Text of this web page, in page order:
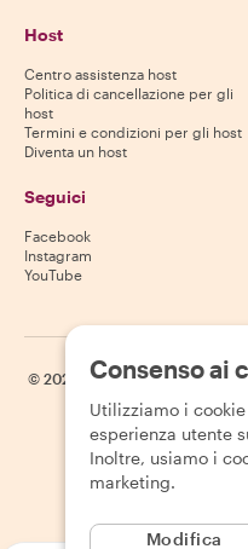
Host
Centro assistenza host
Politica di cancellazione per gli
host
Termini e condizioni per gli host
Diventa un host
Seguici
Facebook
Instagram
YouTube
© 2026 Withlocals.com |
Consenso ai
Utilizziamo i
esperienza utente
Inoltre, usiamo i
marketing.
Modifica